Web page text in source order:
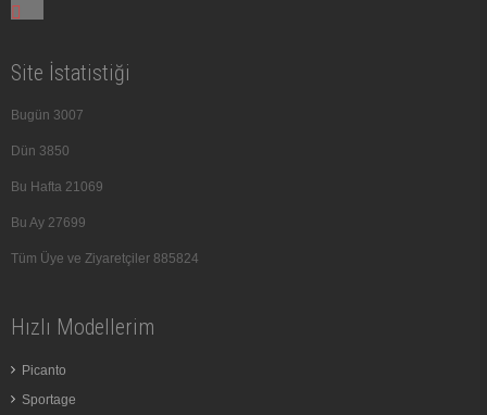
Site İstatistiği
Bugün 3007
Dün 3850
Bu Hafta 21069
Bu Ay 27699
Tüm Üye ve Ziyaretçiler 885824
Hızlı Modellerim
Picanto
Sportage